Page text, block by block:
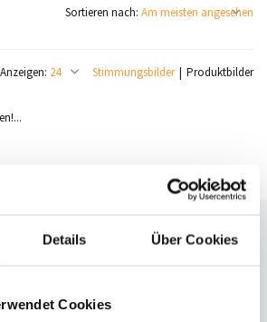
Details Über Cookies
Cookies
Stimmungsbilder Produktbilder
Anzeigen:
Sortieren nach: